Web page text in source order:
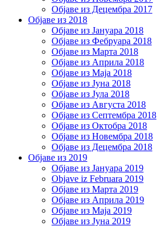
Објаве из Децембра 2017
Објаве из 2018
Објаве из Јануара 2018
Објаве из Фебруара 2018
Објаве из Марта 2018
Објаве из Априла 2018
Објаве из Маја 2018
Објаве из Јуна 2018
Објаве из Јула 2018
Објаве из Августа 2018
Објаве из Септембра 2018
Објаве из Октобра 2018
Објаве из Новембра 2018
Објаве из Децембра 2018
Објаве из 2019
Објаве из Јануара 2019
Objave iz Februara 2019
Објаве из Марта 2019
Објаве из Априла 2019
Објаве из Маја 2019
Објаве из Јуна 2019